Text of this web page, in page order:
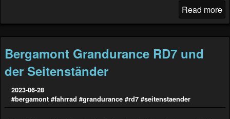
Read more
Bergamont Grandurance RD7 und
der Seitenständer
2023-06-28
#bergamont #fahrrad #grandurance #rd7 #seitenstaender